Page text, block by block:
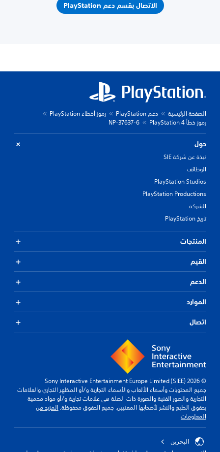
الاتصال بقسم دعم PlayStation
الصفحة الرئيسية دعم PlayStation
رموز أخطاء PlayStation
رموز خطأ PlayStation 4
NP-37637-6
حول
نبذة عن شركة SIE
الوظائف
PlayStation Studios
PlayStation Productions
الشركة
تاريخ PlayStation
المنتجات
القيم
الدعم
الموارد
اتصال
© 2026 Sony Interactive Entertainment Europe Limited (SIEE)
جميع المحتويات وأسماء الألعاب والأسماء التجارية و/أو المظهر التجاري والعلامات
التجارية والصور الفنية والصورة ذات الصلة هي علامات تجارية و/أو مواد محمية
بحقوق الطبع والنشر لأصحابها المعنيين. جميع الحقوق محفوظة. المزيد من
المعلومات
البحرين